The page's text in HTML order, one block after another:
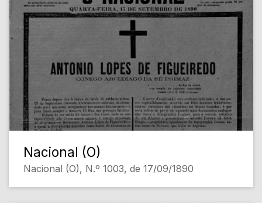
Nacional (O)
Nacional (O), N.º 1003, de 17/09/1890